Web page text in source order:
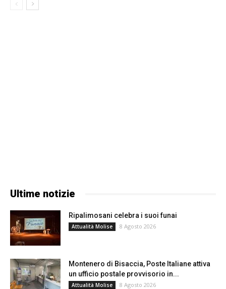
Ultime notizie
Ripalimosani celebra i suoi funai
Attualità Molise 8 Agosto 2026
Montenero di Bisaccia, Poste Italiane attiva
un ufficio postale provvisorio in...
Attualità Molise 8 Agosto 2026